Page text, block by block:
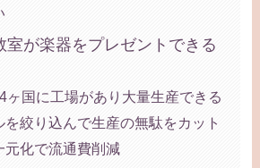
室が楽器をプレゼントできる
ヶ国に工場があり大量生産できる
を絞り込んで生産の無駄をカット
元化で流通費削減